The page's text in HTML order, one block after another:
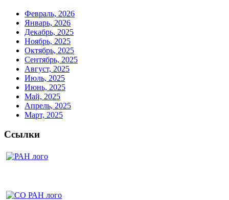
Февраль, 2026
Январь, 2026
Декабрь, 2025
Ноябрь, 2025
Октябрь, 2025
Сентябрь, 2025
Август, 2025
Июль, 2025
Июнь, 2025
Май, 2025
Апрель, 2025
Март, 2025
Ссылки